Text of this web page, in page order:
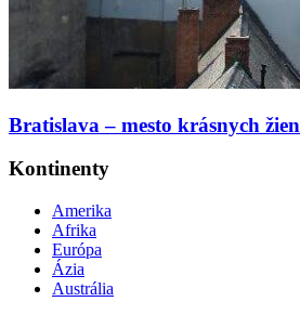
Bratislava – mesto krásnych žien
Kontinenty
Amerika
Afrika
Európa
Ázia
Austrália